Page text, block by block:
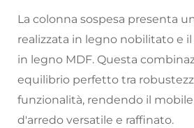
La colonna sospesa presenta
realizzata in legno nobilitato e
in legno MDF. Questa
equilibrio perfetto tra
funzionalità, rendendo il
d'arredo versatile e raffinato.